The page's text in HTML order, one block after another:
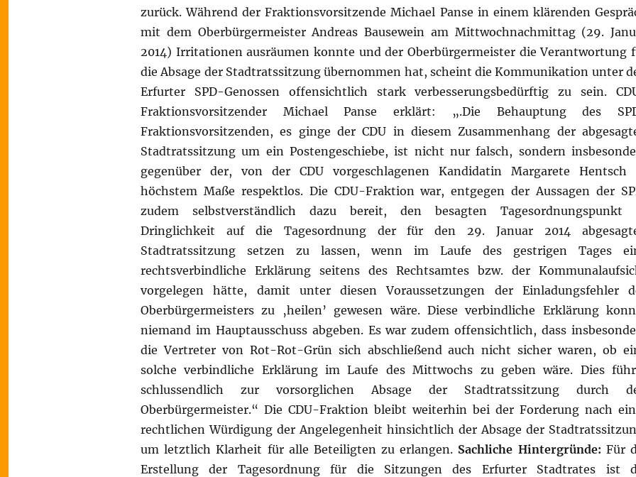
zurück. Während der Fraktionsvorsitzende Michael Panse in einem klärenden
mit dem Oberbürgermeister Andreas Bausewein am Mittwochnachmittag (29.
2014) Irritationen ausräumen konnte und der Oberbürgermeister die Verantwortung
die Absage der Stadtratssitzung übernommen hat, scheint die Kommunikation unter
Erfurter SPD-Genossen offensichtlich stark verbesserungsbedürftig zu sein.
Fraktionsvorsitzender Michael Panse erklärt: „.Die Behauptung des
Fraktionsvorsitzenden, es ginge der CDU in diesem Zusammenhang der
Stadtratssitzung um ein Postengeschiebe, ist nicht nur falsch, sondern
gegenüber der, von der CDU vorgeschlagenen Kandidatin Margarete Hentsch
höchstem Maße respektlos. Die CDU-Fraktion war, entgegen der Aussagen der
zudem selbstverständlich dazu bereit, den besagten Tagesordnungspunkt
Dringlichkeit auf die Tagesordnung der für den 29. Januar 2014
Stadtratssitzung setzen zu lassen, wenn im Laufe des gestrigen Tages
rechtsverbindliche Erklärung seitens des Rechtsamtes bzw. der
vorgelegen hätte, damit unter diesen Voraussetzungen der Einladungsfehler
Oberbürgermeisters zu ‚heilen’ gewesen wäre. Diese verbindliche Erklärung
niemand im Hauptausschuss abgeben. Es war zudem offensichtlich, dass
die Vertreter von Rot-Rot-Grün sich abschließend auch nicht sicher waren, ob
solche verbindliche Erklärung im Laufe des Mittwochs zu geben wäre. Dies
schlussendlich zur vorsorglichen Absage der Stadtratssitzung durch
Oberbürgermeister.“ Die CDU-Fraktion bleibt weiterhin bei der Forderung nach
rechtlichen Würdigung der Angelegenheit hinsichtlich der Absage der
um letztlich Klarheit für alle Beteiligten zu erlangen. Sachliche Hintergründe: Für
Erstellung der Tagesordnung für die Sitzungen des Erfurter Stadtrates ist